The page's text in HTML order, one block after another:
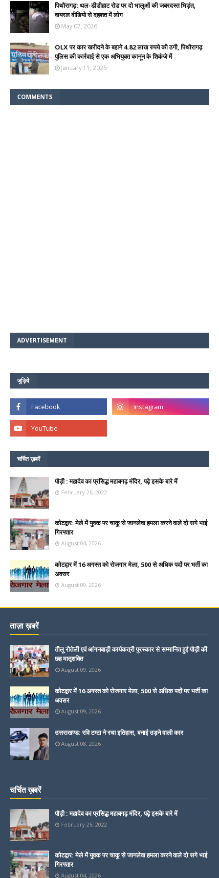
पिथौरागढ़: थल-डीडीहाट रोड पर दो भालुओं की जबरदस्त भिड़ंत,
वायरल वीडियो से दहशत में लोग
May 07, 2026
OLX पर कार खरीदने के बहाने 4.82 लाख रुपये की ठगी, पिथौरागढ़
पुलिस की कार्रवाई से एक अभियुक्त कानून के शिकंजे में
January 11, 2026
COMMENTS
ADVERTISEMENT
जुड़िये
चर्चित ख़बरें
पौड़ी : महादेव का प्रसिद्ध महाबगढ़ मंदिर, पढ़े इसके बारे में
February 26, 2022
कोटद्वार: मेले में युवक पर चाकू से जानलेवा हमला करने वाले दो सगे भाई
गिरफ्तार
August 04, 2026
कोटद्वार में 16 अगस्त को रोजगार मेला, 500 से अधिक पदों पर भर्ती का
अवसर
August 09, 2026
ताज़ा ख़बरें
तीलू रौतेली एवं आंगनबाड़ी कार्यकत्री पुरस्कार से सम्मानित हुईं पौड़ी की
छह मातृशक्ति
August 09, 2026
कोटद्वार में 16 अगस्त को रोजगार मेला, 500 से अधिक पदों पर भर्ती का
अवसर
August 09, 2026
उत्तराखण्ड: रवि टम्टा ने रचा इतिहास, बनाई उड़ने वाली कार
August 08, 2026
चर्चित ख़बरें
पौड़ी : महादेव का प्रसिद्ध महाबगढ़ मंदिर, पढ़े इसके बारे में
February 26, 2022
कोटद्वार: मेले में युवक पर चाकू से जानलेवा हमला करने वाले दो सगे भाई
गिरफ्तार
August 04, 2026